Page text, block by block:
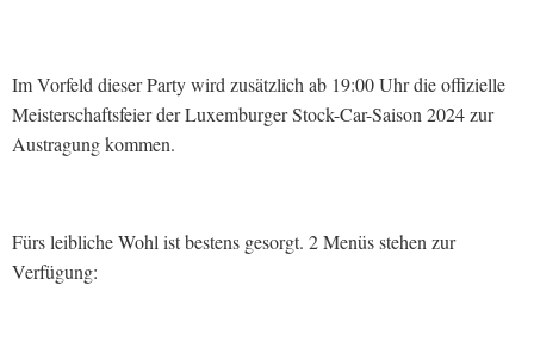
Im Vorfeld dieser Party wird zusätzlich ab 19:00 Uhr die offizielle
Meisterschaftsfeier der Luxemburger Stock-Car-Saison 2024 zur
Austragung kommen.
Fürs leibliche Wohl ist bestens gesorgt. 2 Menüs stehen zur
Verfügung: